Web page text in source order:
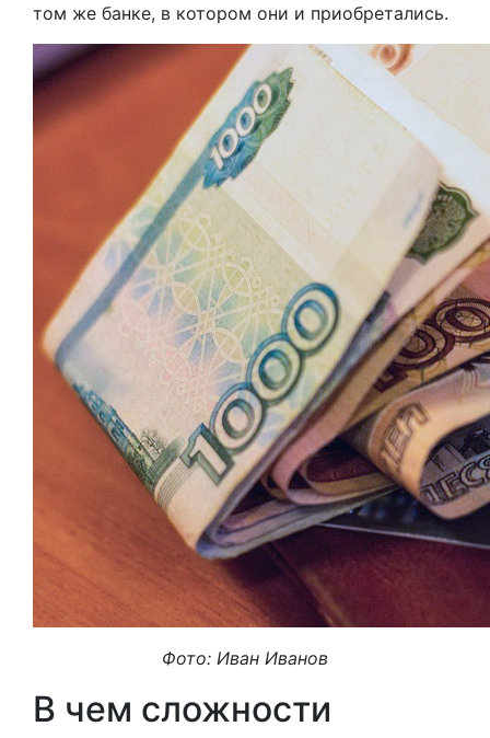
том же банке, в котором они и приобретались.
Фото: Иван Иванов
В чем сложности